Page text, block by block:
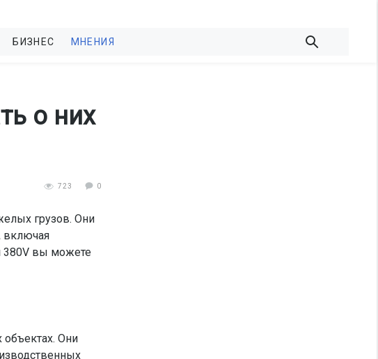
БИЗНЕС МНЕНИЯ
о них
723 0
грузов. Они
включая
380V вы можете
Они